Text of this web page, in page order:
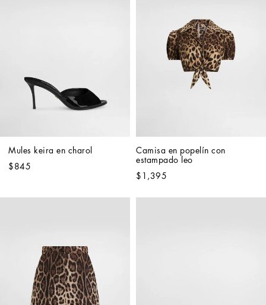
Mules keira en charol
$845
Camisa en popelín con
estampado leo
$1,395